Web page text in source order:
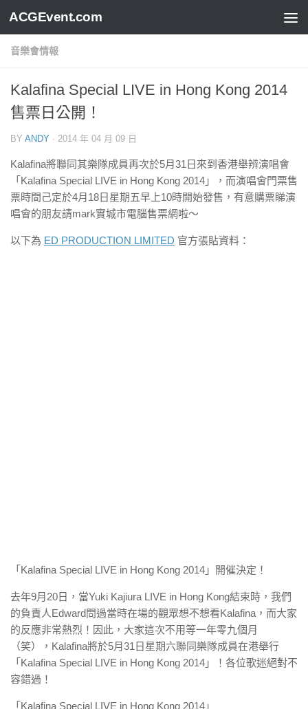
ACGEvent.com
音樂會情報
Kalafina Special LIVE in Hong Kong 2014
售票日公開！
BY ANDY · 2014 年 04 月 09 日
Kalafina將聯同其樂隊成員再次於5月31日來到香港舉辨演唱會
「Kalafina Special LIVE in Hong Kong 2014」，而演唱會門票售
票時間己定於4月18日星期五早上10時開始發售，有意購票睇演
唱會的朋友請mark實城市電腦售票網啦～
以下為 ED PRODUCTION LIMITED 官方張貼資料：
「Kalafina Special LIVE in Hong Kong 2014」開催決定！
去年9月20日，當Yuki Kajiura LIVE in Hong Kong結束時，我們
的負責人Edward問過當時在場的觀眾想不想看Kalafina，而大家
的反應非常熱烈！因此，大家這次不用等一年零九個月
（笑），Kalafina將於5月31日星期六聯同樂隊成員在港舉行
「Kalafina Special LIVE in Hong Kong 2014」！各位歌迷絕對不
容錯過！
「Kalafina Special LIVE in Hong Kong 2014」